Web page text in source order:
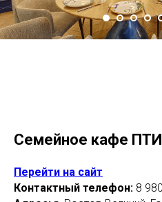
Семейное кафе
Перейти на сайт
Контактный телефон: 8